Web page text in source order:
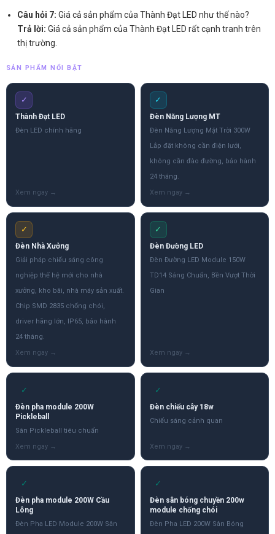
Câu hỏi 7: Giá cả sản phẩm của Thành Đạt LED như thế nào?
Trả lời: Giá cả sản phẩm của Thành Đạt LED rất cạnh tranh trên
thị trường.
SẢN PHẨM NỔI BẬT
✓
Thành Đạt LED
Đèn LED chính hãng
✓
Đèn Năng Lượng MT
Đèn Năng Lượng Mặt Trời 300W
Lắp đặt không cần điện lưới,
không cần đào đường, bảo hành
24 tháng.
✓
Đèn Nhà Xưởng
Giải pháp chiếu sáng công
nghiệp thế hệ mới cho nhà
xưởng, kho bãi, nhà máy sản xuất.
Chip SMD 2835 chống chói,
driver hãng lớn, IP65, bảo hành
24 tháng.
✓
Đèn Đường LED
Đèn Đường LED Module 150W
TD14 Sáng Chuẩn, Bền Vượt Thời
Gian
✓
Đèn pha module 200W
Pickleball
Sân Pickleball tiêu chuẩn
✓
Đèn chiếu cây 18w
Chiếu sáng cảnh quan
✓
Đèn pha module 200W Cầu
Lông
Đèn Pha LED Module 200W Sân
✓
Đèn sân bóng chuyền 200w
module chống chói
Đèn Pha LED 200W Sân Bóng